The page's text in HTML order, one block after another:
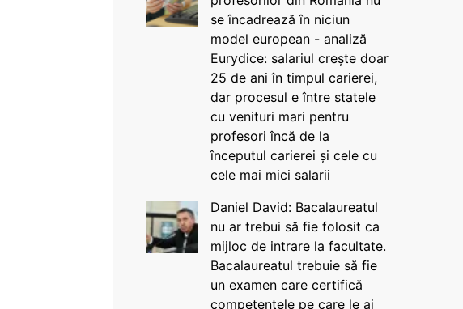
se încadrează în niciun
model european - analiză
Eurydice: salariul crește doar
25 de ani în timpul carierei,
dar procesul e între statele
cu venituri mari pentru
profesori încă de la
începutul carierei și cele cu
cele mai mici salarii
Daniel David: Bacalaureatul
nu ar trebui să fie folosit ca
mijloc de intrare la facultate.
Bacalaureatul trebuie să fie
un examen care certifică
competențele pe care le ai